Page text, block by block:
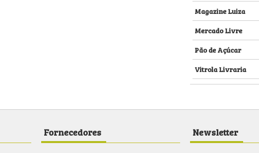
Magazine Luiza
Mercado Livre
Pão de Açúcar
Vitrola Livraria
Fornecedores Newsletter